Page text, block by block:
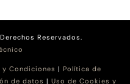
. Derechos Reservados.
y Condiciones | Política de
de datos | Uso de Cookies y